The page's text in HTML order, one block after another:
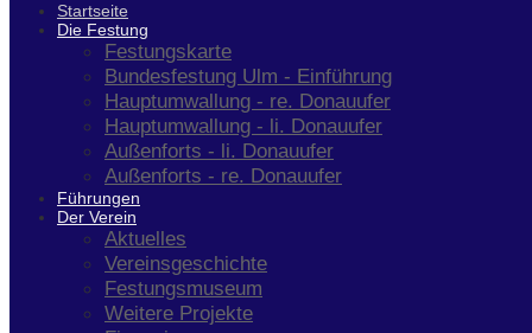
Startseite
Die Festung
Festungskarte
Bundesfestung Ulm - Einführung
Hauptumwallung - re. Donauufer
Hauptumwallung - li. Donauufer
Außenforts - li. Donauufer
Außenforts - re. Donauufer
Führungen
Der Verein
Aktuelles
Vereinsgeschichte
Festungsmuseum
Weitere Projekte